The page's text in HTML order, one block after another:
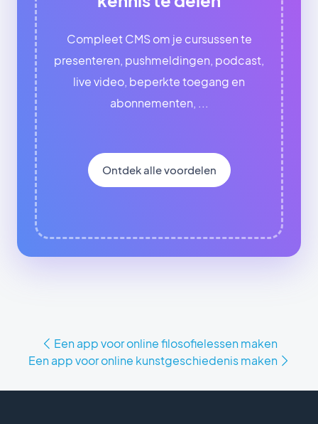
Compleet CMS om je cursussen te
presenteren, pushmeldingen, podcast,
live video, beperkte toegang en
abonnementen, ...
Ontdek alle voordelen
Een app voor online filosofielessen maken
Een app voor online kunstgeschiedenis maken